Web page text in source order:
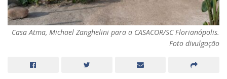
Casa Atma, Michael Zanghelini para a CASACOR/SC Florianópolis.
Foto divulgação